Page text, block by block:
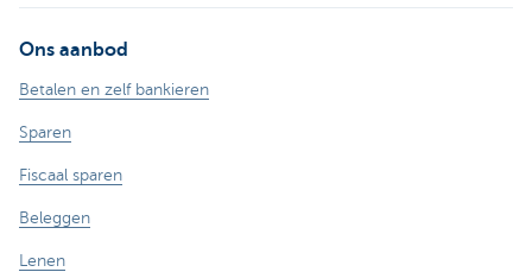
Ons aanbod
Betalen en zelf bankieren
Sparen
Fiscaal sparen
Beleggen
Lenen